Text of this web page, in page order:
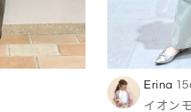
Erina
イオン